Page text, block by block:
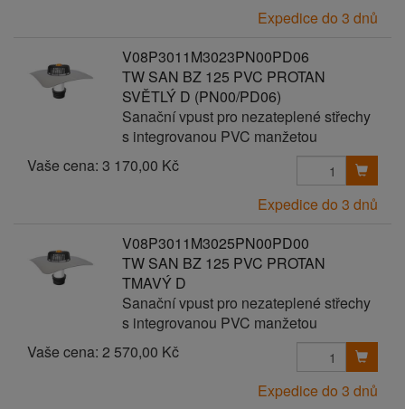
Expedice do 3 dnů
V08P3011M3023PN00PD06
TW SAN BZ 125 PVC PROTAN
SVĚTLÝ D (PN00/PD06)
Sanační vpust pro nezateplené střechy
s integrovanou PVC manžetou
Vaše cena: 3 170,00 Kč
Expedice do 3 dnů
V08P3011M3025PN00PD00
TW SAN BZ 125 PVC PROTAN
TMAVÝ D
Sanační vpust pro nezateplené střechy
s integrovanou PVC manžetou
Vaše cena: 2 570,00 Kč
Expedice do 3 dnů